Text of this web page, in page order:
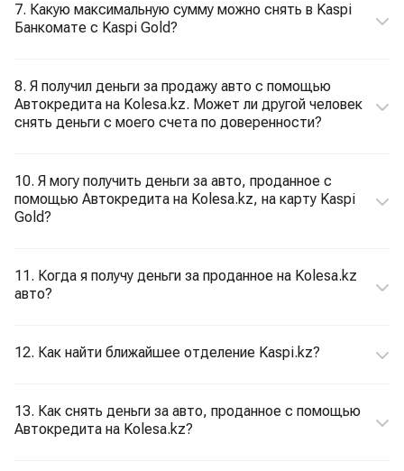
7. Какую максимальную сумму можно снять в Kaspi
Банкомате с Kaspi Gold?
8. Я получил деньги за продажу авто с помощью
Автокредита на Kolesa.kz. Может ли другой человек
снять деньги с моего счета по доверенности?
10. Я могу получить деньги за авто, проданное с
помощью Автокредита на Kolesa.kz, на карту Kaspi
Gold?
11. Когда я получу деньги за проданное на Kolesa.kz
авто?
12. Как найти ближайшее отделение Kaspi.kz?
13. Как снять деньги за авто, проданное с помощью
Автокредита на Kolesa.kz?